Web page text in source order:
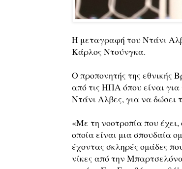
Η μεταγραφή του Ντάνι
Κάρλος Ντούνγκα.
Ο προπονητής της εθνικής
από τις ΗΠΑ όπου είναι
Ντάνι Αλβες, για να δώσει
«Με τη νοοτροπία που
οποία είναι μια σπουδαία
έχοντας σκληρές ομάδες
νίκες από την